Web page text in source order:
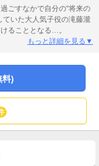
ごすなかで自分の“将来の
いた大人気子役の滝藤瀧
ることとなる…。
もっと詳細を見る▼
料)